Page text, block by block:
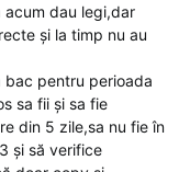
acum dau legi,dar
și la timp nu au
bac pentru perioada
sa fii și sa fie
din 5 zile,sa nu fie în
și să verifice